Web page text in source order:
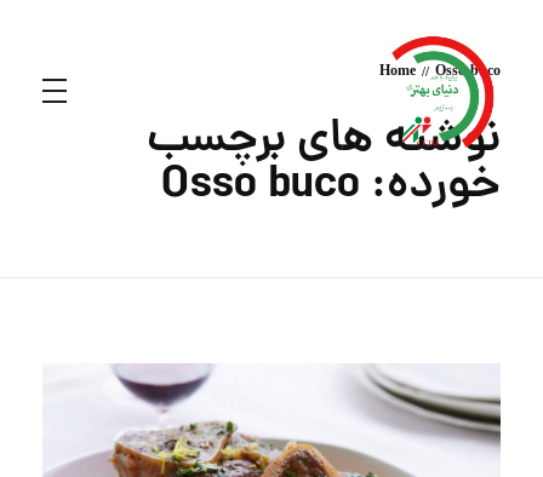
Home Osso buco
نوشته های برچسب
خورده: Osso buco